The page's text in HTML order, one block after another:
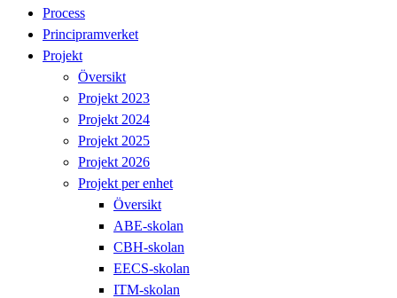
Process
Principramverket
Projekt
Översikt
Projekt 2023
Projekt 2024
Projekt 2025
Projekt 2026
Projekt per enhet
Översikt
ABE-skolan
CBH-skolan
EECS-skolan
ITM-skolan